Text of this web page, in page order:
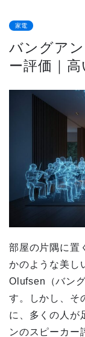
家電
バングア
ー評価｜
部屋の片隅に置
かのような美し
Olufsen（バン
す。しかし、そ
に、多くの人が
ンのスピーカー